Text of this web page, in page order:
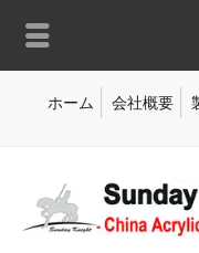
ホーム 会社概要